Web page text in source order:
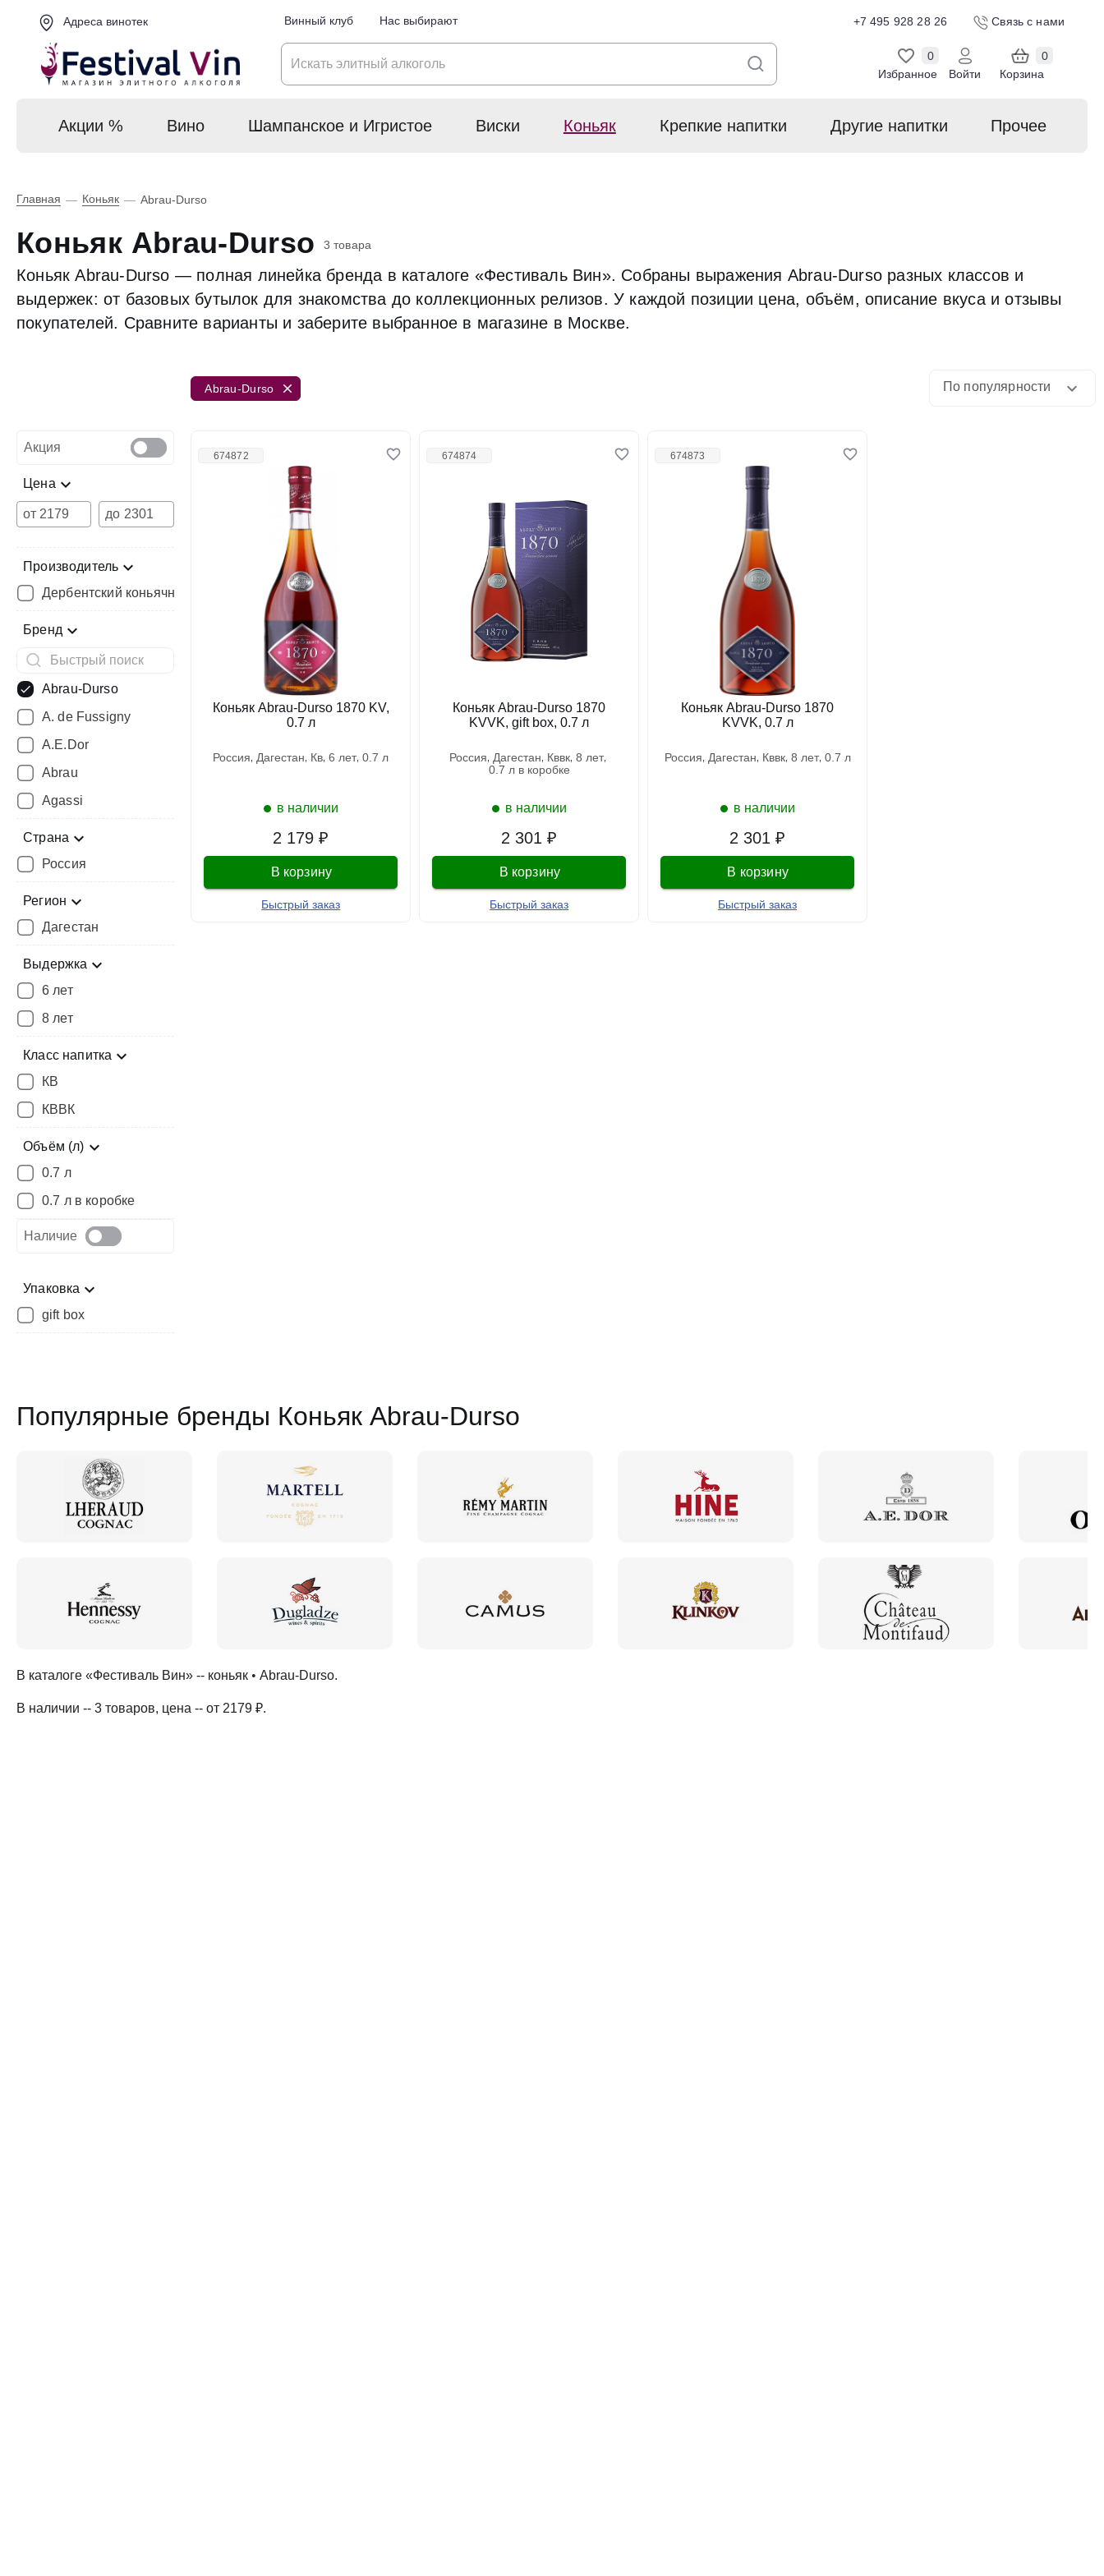
Адреса винотек Винный клуб Нас выбирают +7 495 928 28 26 Связь с нами
Избранное
0
Войти
Корзина
0
Акции % Вино Шампанское и Игристое Виски Коньяк Крепкие напитки Другие напитки Прочее
Главная — Коньяк — Abrau-Durso
Коньяк Abrau-Durso 3 товара
Коньяк Abrau-Durso — полная линейка бренда в каталоге «Фестиваль Вин». Собраны выражения Abrau-Durso разных классов и
выдержек: от базовых бутылок для знакомства до коллекционных релизов. У каждой позиции цена, объём, описание вкуса и отзывы
покупателей. Сравните варианты и заберите выбранное в магазине в Москве.
Акция
Цена
от до
Производитель
Дербентский коньячный комбинат
Бренд
Abrau-Durso
A. de Fussigny
A.E.Dor
Abrau
Agassi
Страна
Россия
Регион
Дагестан
Выдержка
6 лет
8 лет
Класс напитка
КВ
КВВК
Объём (л)
0.7 л
0.7 л в коробке
Наличие
Упаковка
gift box
Abrau-Durso По популярности
674872
2 179 ₽
Коньяк Abrau-Durso 1870 KV,
0.7 л
россия дагестан кв 6 лет 0.7 л
В корзину
Быстрый заказ
в наличии
674874
2 301 ₽
Коньяк Abrau-Durso 1870
KVVK, gift box, 0.7 л
россия дагестан кввк
8 лет
0.7 л в коробке
В корзину
Быстрый заказ
в наличии
674873
2 301 ₽
Коньяк Abrau-Durso 1870
KVVK, 0.7 л
россия дагестан кввк 8 лет 0.7 л
В корзину
Быстрый заказ
в наличии
Популярные бренды Коньяк Abrau-Durso
В каталоге «Фестиваль Вин» -- коньяк • Abrau-Durso.
В наличии -- 3 товаров, цена -- от 2179 ₽.